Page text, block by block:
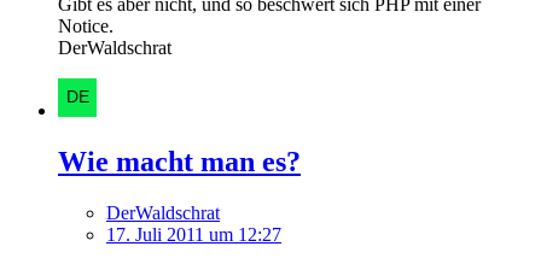
Gibt es aber nicht, und so beschwert sich PHP mit einer
Notice.
DerWaldschrat
Wie macht man es?
DerWaldschrat
17. Juli 2011 um 12:27